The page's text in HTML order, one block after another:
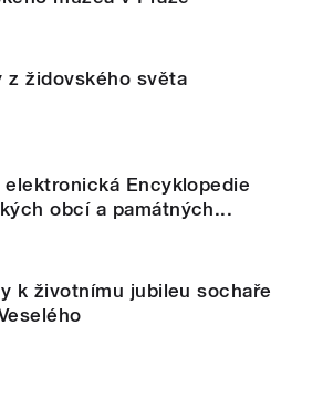
z židovského světa
elektronická Encyklopedie
obcí a památných...
k životnímu jubileu sochaře